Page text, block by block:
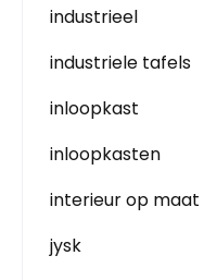
industrieel
industriele tafels
inloopkast
inloopkasten
interieur op maat
jysk